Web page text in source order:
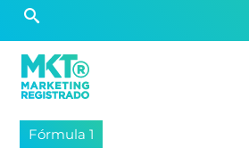
Fórmula 1